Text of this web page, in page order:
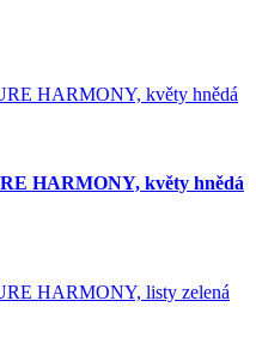
HARMONY, květy hnědá